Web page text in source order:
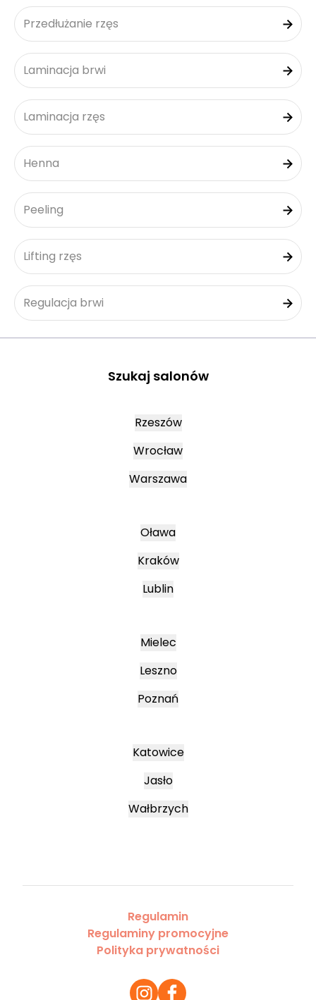
Przedłużanie rzęs
Laminacja brwi
Laminacja rzęs
Henna
Peeling
Lifting rzęs
Regulacja brwi
Szukaj salonów
Rzeszów
Wrocław
Warszawa
Oława
Kraków
Lublin
Mielec
Leszno
Poznań
Katowice
Jasło
Wałbrzych
Regulamin
Regulaminy promocyjne
Polityka prywatności